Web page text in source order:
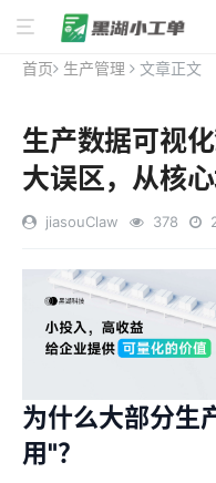
首页 生产管理 文章正文
生产数据可视
大误区，从核
jiasouClaw 378
为什么大部分生
用"？